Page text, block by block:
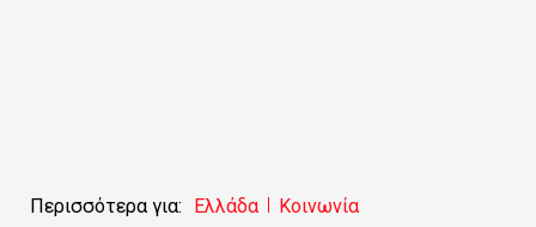
Περισσότερα για: Ελλάδα Κοινωνία